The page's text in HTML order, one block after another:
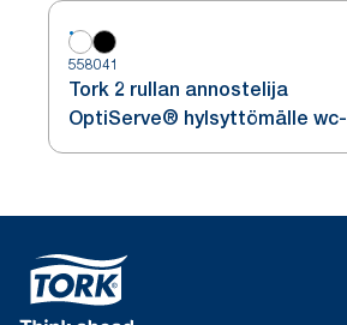
558041
Tork 2 rullan annostelija
OptiServe® hylsyttömälle wc-
paperille